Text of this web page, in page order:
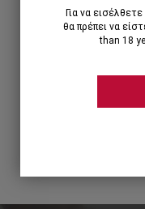
Για να
θα πρέπει να
than 18